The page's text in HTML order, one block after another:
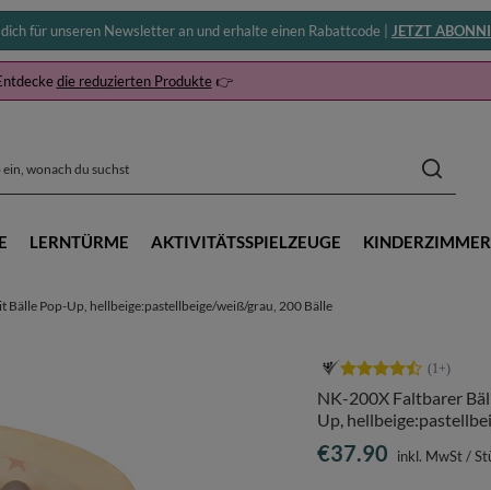
für unseren Newsletter an und erhalte einen Rabattcode | JETZT
die reduzierten Produkte👉
LERNTÜRME AKTIVITÄTSSPIELZEUGE KINDERZIMMER
Pop-Up, hellbeige:pastellbeige/weiß/grau, 200 Bälle
NK-200X Faltbarer
Up,
€37.90 inkl. MwSt/